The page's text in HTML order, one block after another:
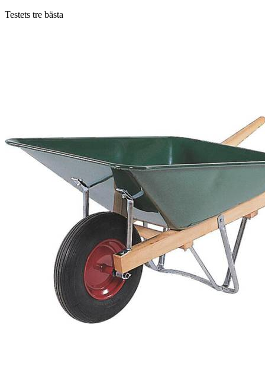
Testets tre bästa